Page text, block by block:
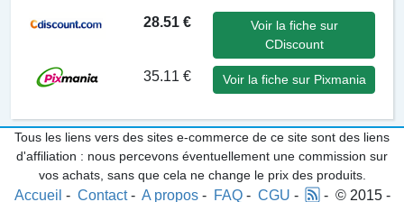
28.51 €
Voir la fiche sur
CDiscount
35.11 € Voir la fiche sur Pixmania
Tous les liens vers des sites e-commerce de ce site sont des liens
d'affiliation : nous percevons éventuellement une commission sur
vos achats, sans que cela ne change le prix des produits.
Accueil - Contact- A propos- FAQ- CGU - - © 2015 -